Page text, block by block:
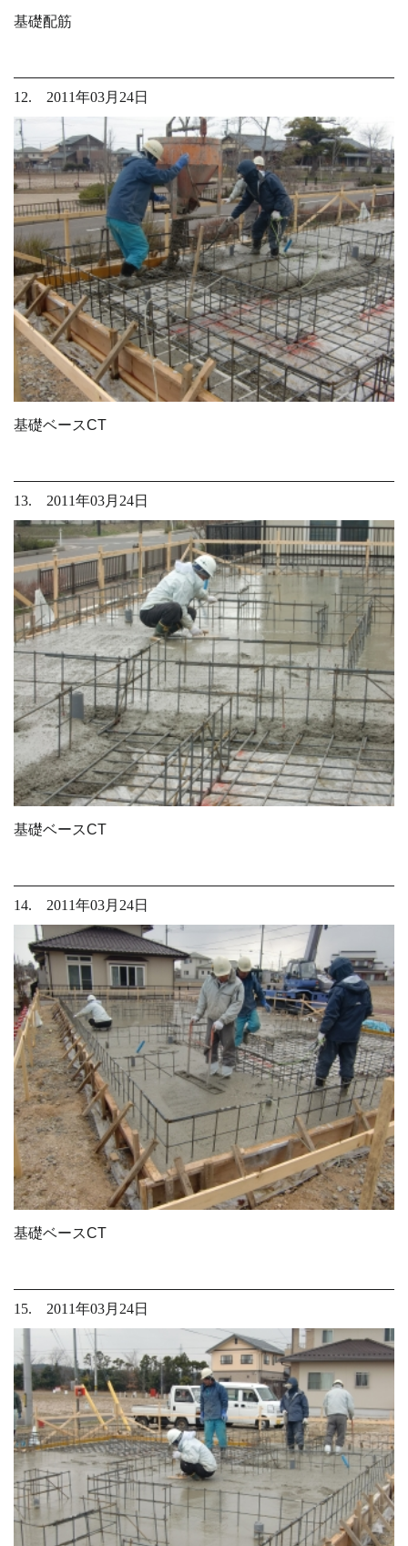
基礎配筋
12. 2011年03月24日
基礎ベースCT
13. 2011年03月24日
基礎ベースCT
14. 2011年03月24日
基礎ベースCT
15. 2011年03月24日